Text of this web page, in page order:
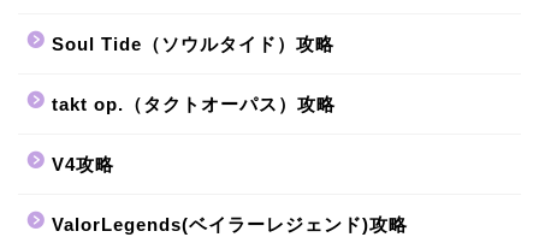
Soul Tide（ソウルタイド）攻略
takt op.（タクトオーパス）攻略
V4攻略
ValorLegends(ベイラーレジェンド)攻略